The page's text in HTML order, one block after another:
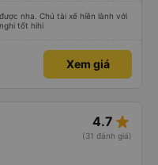
xe yên lặng, tài xế ko hút
vời rồi. À xe đến bến xe lúc
Xe có trung chuyển nội thành
đc. Xe mới, sạch sẽ, thơm tho,
dễ thương lắm 😁
nha. Chú tài xế hiền lành với
tốt hihi
Xem giá
4.7 star_rate
(31 đánh giá)